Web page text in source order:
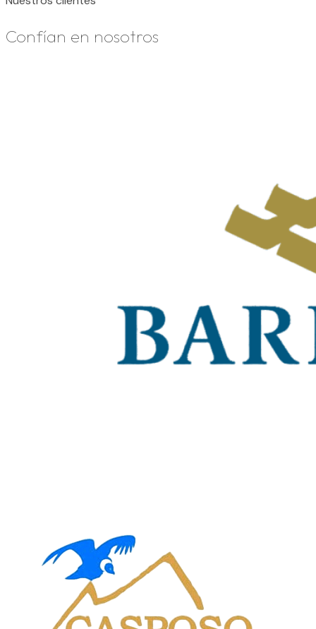
Confían en nosotros